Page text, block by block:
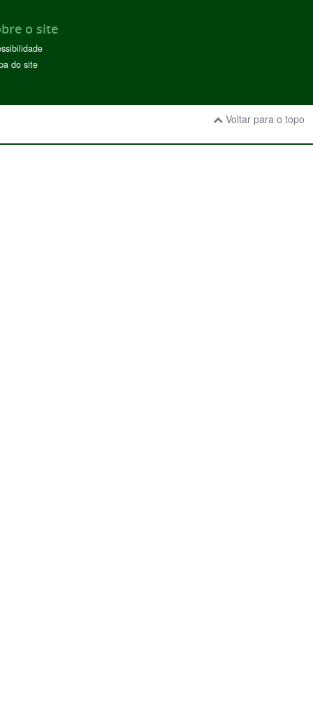
o site
do site
Voltar para o topo